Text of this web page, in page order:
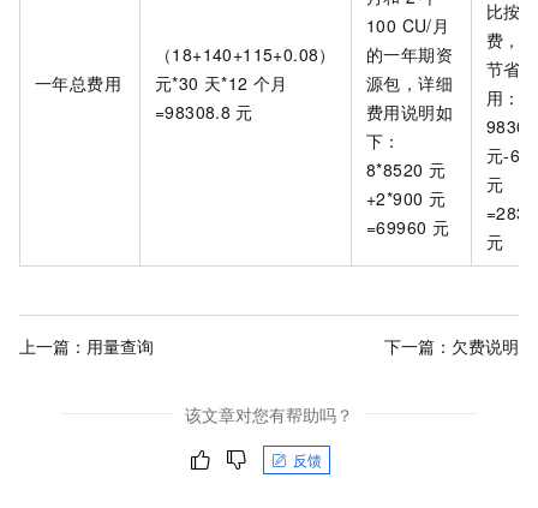
一年总费用
（18+140+115+0.08）
元*30 天*12 个月
=98308.8 元
100 CU/月
的一年期资
源包，详细
费用说明如
下：
8*8520 元
+2*900 元
=69960 元
比按
费，
节省
用：
元-
元
元
上一篇： 用量查询 下一篇： 欠费说明
该文章对您有帮助吗？
反馈